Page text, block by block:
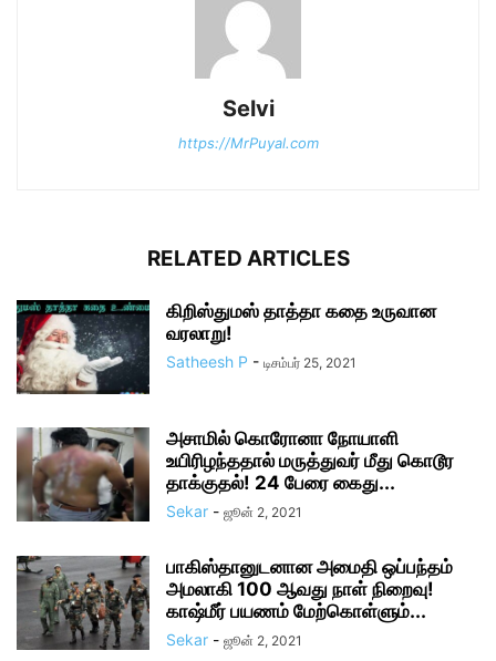
Selvi
https://MrPuyal.com
RELATED ARTICLES
கிறிஸ்துமஸ் தாத்தா கதை உருவான
வரலாறு!
Satheesh P - டிசம்பர் 25, 2021
அசாமில் கொரோனா நோயாளி
உயிரிழந்ததால் மருத்துவர் மீது கொடூர
தாக்குதல்! 24 பேரை கைது...
Sekar - ஜூன் 2, 2021
பாகிஸ்தானுடனான அமைதி ஒப்பந்தம்
அமலாகி 100 ஆவது நாள் நிறைவு!
காஷ்மீர் பயணம் மேற்கொள்ளும்...
Sekar - ஜூன் 2, 2021